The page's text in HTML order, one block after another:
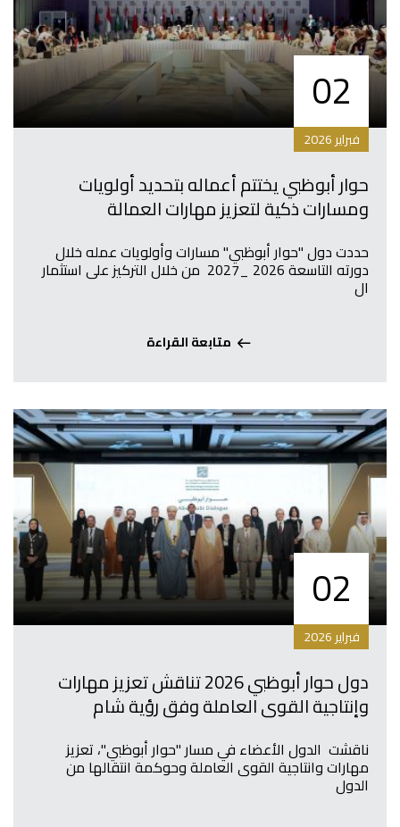
02
فبراير 2026
حوار أبوظبي يختتم أعماله بتحديد أولويات
ومسارات ذكية لتعزيز مهارات العمالة
حددت دول "حوار أبوظبي" مسارات وأولويات عمله خلال
دورته التاسعة 2026 _2027 من خلال التركيز على استثمار
ال
متابعة القراءة
02
فبراير 2026
دول حوار أبوظبي 2026 تناقش تعزيز مهارات
وإنتاجية القوى العاملة وفق رؤية شام
ناقشت الدول الأعضاء في مسار "حوار أبوظبي"، تعزيز
مهارات وانتاجية القوى العاملة وحوكمة انتقالها من
الدول